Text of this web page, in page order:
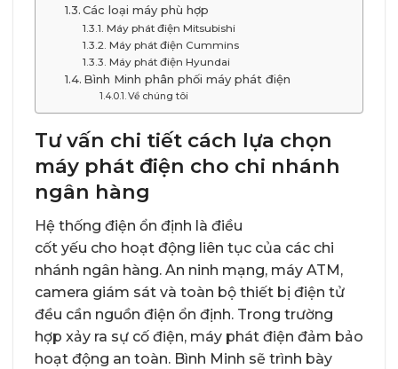
Các loại máy phù hợp
Máy phát điện Mitsubishi
Máy phát điện Cummins
Máy phát điện Hyundai
Bình Minh phân phối máy phát điện
Về chúng tôi
Tư vấn chi tiết cách lựa chọn
máy phát điện cho chi nhánh
ngân hàng
Hệ thống điện ổn định là điều
cốt yếu cho hoạt động liên tục của các chi
nhánh ngân hàng. An ninh mạng, máy ATM,
camera giám sát và toàn bộ thiết bị điện tử
đều cần nguồn điện ổn định. Trong trường
hợp xảy ra sự cố điện, máy phát điện đảm bảo
hoạt động an toàn. Bình Minh sẽ trình bày